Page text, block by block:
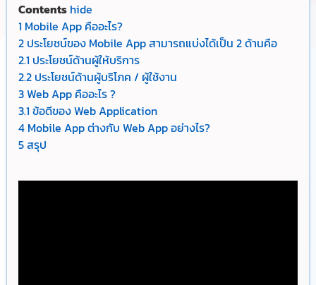
Contents hide
1 Mobile App คืออะไร?
2 ประโยชน์ของ Mobile App สามารถแบ่งได้เป็น 2 ด้านคือ
2.1 ประโยชน์ด้านผู้ให้บริการ
2.2 ประโยชน์ด้านผู้บริโภค / ผู้ใช้งาน
3Web App คืออะไร ?
3.1 ข้อดีของ Web Application
4 Mobile App ต่างกับ Web App อย่างไร?
5สรุป